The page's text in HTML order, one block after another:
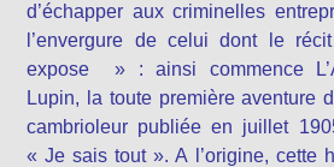
d’échapper aux criminelles
l’envergure de celui dont le
expose » : ainsi commence
Lupin, la toute première aventure
cambrioleur publiée en juillet
« Je sais tout ». A l’origine, cette